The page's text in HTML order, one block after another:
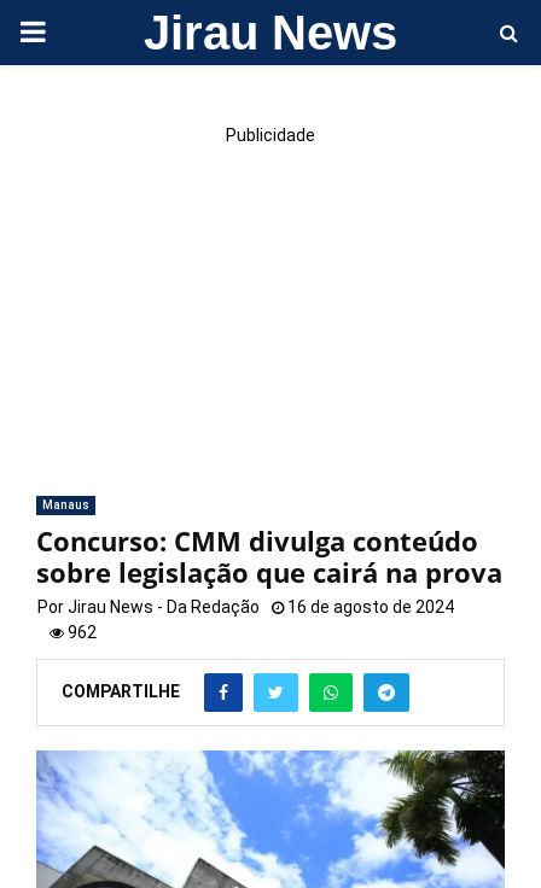
PRIMARY Jirau News
Publicidade
Manaus
Concurso: CMM divulga conteúdo
sobre legislação que cairá na prova
PorJirau News - Da Redação
16 de agosto de 2024
962
COMPARTILHE